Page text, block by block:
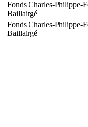
Fonds Charles-Philippe-
Baillairgé
Fonds Charles-Philippe-
Baillairgé